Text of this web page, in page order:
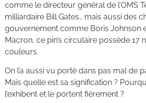
comme le directeur général de l’OMS
milliardaire Bill Gates… mais aussi des
gouvernement comme Boris Johnson
Macron, ce pin’s circulaire possède 17
couleurs.
On l’a aussi vu porté dans pas mal de
Mais quelle est sa signification ?
l’exhibent et le portent fièrement ?